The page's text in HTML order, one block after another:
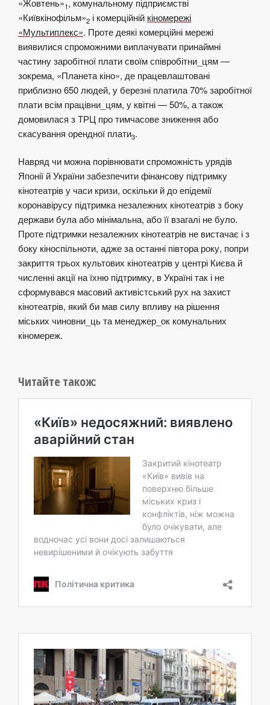
1
«Київкінофільм»2 і комерційній кіномережі
«Мультиплекс». Проте деякі комерційні мережі
виявилися спроможними виплачувати принаймні
частину заробітної плати своїм співробітни_цям —
зокрема, «Планета кіно», де працевлаштовані
приблизно 650 людей, у березні платила 70% заробітної
плати всім працівни_цям, у квітні — 50%, а також
домовилася з ТРЦ про тимчасове зниження або
скасування орендної плати3.
Навряд чи можна порівнювати спроможність урядів
Японії й України забезпечити фінансову підтримку
кінотеатрів у часи кризи, оскільки й до епідемії
коронавірусу підтримка незалежних кінотеатрів з боку
держави була або мінімальна, або її взагалі не було.
Проте підтримки незалежних кінотеатрів не вистачає і з
боку кіноспільноти, адже за останні півтора року, попри
закриття трьох культових кінотеатрів у центрі Києва й
численні акції на їхню підтримку, в Україні так і не
сформувався масовий активістський рух на захист
кінотеатрів, який би мав силу впливу на рішення
міських чиновни_ць та менеджер_ок комунальних
кіномереж.
Читайте також: